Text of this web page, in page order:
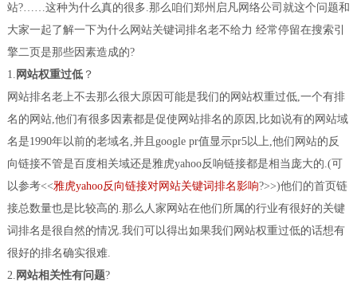
站?……这种为什么真的很多.那么咱们郑州启凡网络公司就这个问题和
大家一起了解一下为什么网站关键词排名老不给力 经常停留在搜索引
擎二页是那些因素造成的?
1. 网站权重过低？
网站排名老上不去那么很大原因可能是我们的网站权重过低,一个有排
名的网站,他们有很多因素都是促使网站排名的原因,比如说有的网站域
名是1990年以前的老域名,并且google pr值显示pr5以上,他们网站的反
向链接不管是百度相关域还是雅虎yahoo反响链接都是相当庞大的.(可
以参考<<雅虎yahoo反向链接对网站关键词排名影响?>>)他们的首页链
接总数量也是比较高的.那么人家网站在他们所属的行业有很好的关键
词排名是很自然的情况.我们可以得出如果我们网站权重过低的话想有
很好的排名确实很难.
2. 网站相关性有问题?